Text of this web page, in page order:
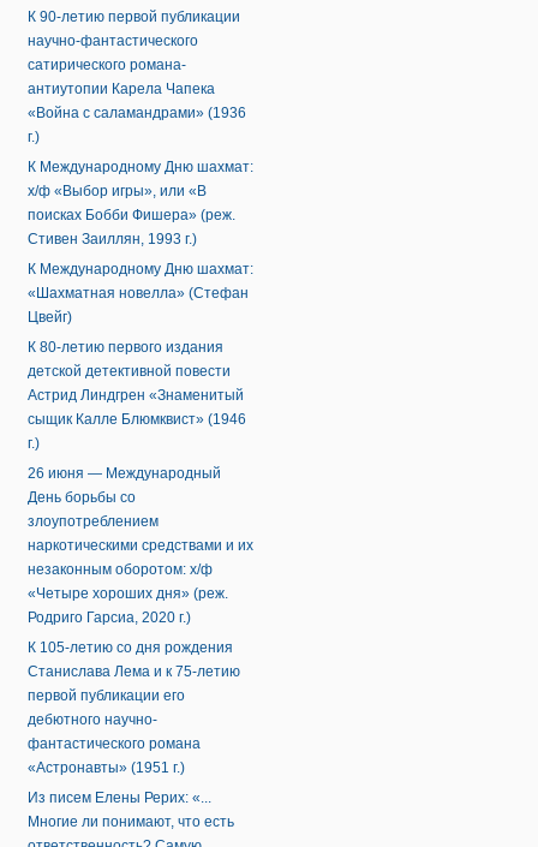
К 90-летию первой публикации
научно-фантастического
сатирического романа-
антиутопии Карела Чапека
«Война с саламандрами» (1936
г.)
К Международному Дню шахмат:
х/ф «Выбор игры», или «В
поисках Бобби Фишера» (реж.
Стивен Заиллян, 1993 г.)
К Международному Дню шахмат:
«Шахматная новелла» (Стефан
Цвейг)
К 80-летию первого издания
детской детективной повести
Астрид Линдгрен «Знаменитый
сыщик Калле Блюмквист» (1946
г.)
26 июня — Международный
День борьбы со
злоупотреблением
наркотическими средствами и их
незаконным оборотом: х/ф
«Четыре хороших дня» (реж.
Родриго Гарсиа, 2020 г.)
К 105-летию со дня рождения
Станислава Лема и к 75-летию
первой публикации его
дебютного научно-
фантастического романа
«Астронавты» (1951 г.)
Из писем Елены Рерих: «...
Многие ли понимают, что есть